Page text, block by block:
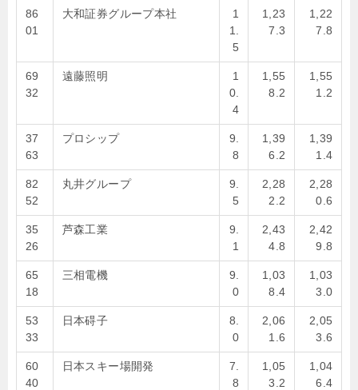
86
01
大和証券グループ本社
1
1.
5
1,23
7.3
1,22
7.8
69
32
遠藤照明
1
0.
4
1,55
8.2
1,55
1.2
37
63
プロシップ
9.
8
1,39
6.2
1,39
1.4
82
52
丸井グループ
9.
5
2,28
2.2
2,28
0.6
35
26
芦森工業
9.
1
2,43
4.8
2,42
9.8
65
18
三相電機
9.
0
1,03
8.4
1,03
3.0
53
33
日本碍子
8.
0
2,06
1.6
2,05
3.6
60
40
日本スキー場開発
7.
8
1,05
3.2
1,04
6.4